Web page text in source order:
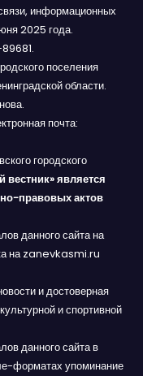
информационных
2025 года.
поселения
области.
почта:
городского
вестник» является
правовых актов
данного сайта на
на zanevkasmi.ru
и достоверная
и спортивной
данного сайта в
форматах упоминание